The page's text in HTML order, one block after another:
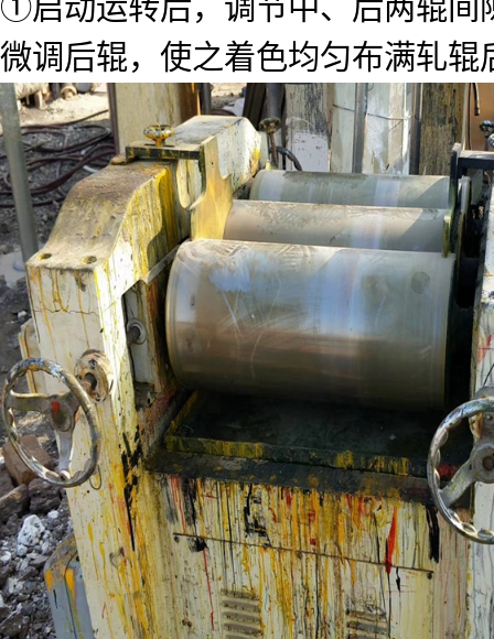
①启动运转后，调节中、后两辊间
微调后辊，使之着色均匀布满轧辊